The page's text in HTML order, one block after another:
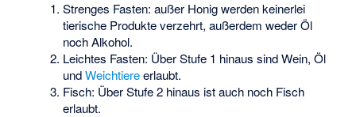
Strenges Fasten: außer Honig werden keinerlei
tierische Produkte verzehrt, außerdem weder Öl
noch Alkohol.
Leichtes Fasten: Über Stufe 1 hinaus sind Wein, Öl
undWeichtiereerlaubt.
Fisch: Über Stufe 2 hinaus ist auch noch Fisch
erlaubt.